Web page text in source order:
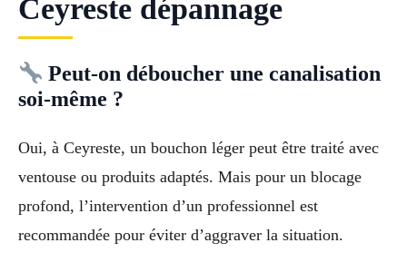
Ceyreste dépannage
Peut-on déboucher une canalisation
soi-même ?
Oui, à Ceyreste, un bouchon léger peut être traité avec
ventouse ou produits adaptés. Mais pour un blocage
profond, l’intervention d’un professionnel est
recommandée pour éviter d’aggraver la situation.